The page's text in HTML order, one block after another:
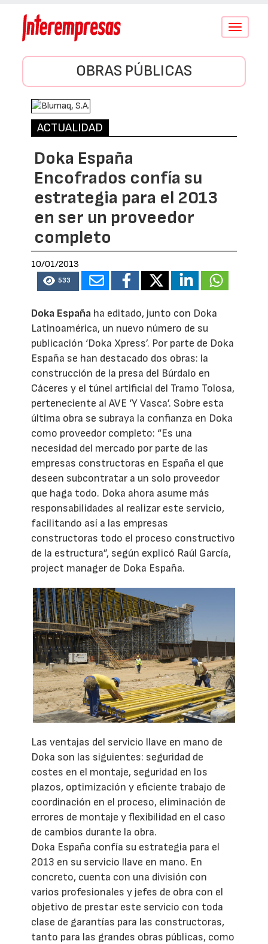
Conmutar
OBRAS PÚBLICAS
ACTUALIDAD
Doka España
Encofrados confía su
estrategia para el 2013
en ser un proveedor
completo
10/01/2013
533
Doka España ha editado, junto con Doka
Latinoamérica, un nuevo número de su
publicación ‘Doka Xpress’. Por parte de Doka
España se han destacado dos obras: la
construcción de la presa del Búrdalo en
Cáceres y el túnel artificial del Tramo Tolosa,
perteneciente al AVE ‘Y Vasca’. Sobre esta
última obra se subraya la confianza en Doka
como proveedor completo: “Es una
necesidad del mercado por parte de las
empresas constructoras en España el que
deseen subcontratar a un solo proveedor
que haga todo. Doka ahora asume más
responsabilidades al realizar este servicio,
facilitando así a las empresas
constructoras todo el proceso constructivo
de la estructura”, según explicó Raúl García,
project manager de Doka España.
Las ventajas del servicio llave en mano de
Doka son las siguientes: seguridad de
costes en el montaje, seguridad en los
plazos, optimización y eficiente trabajo de
coordinación en el proceso, eliminación de
errores de montaje y flexibilidad en el caso
de cambios durante la obra.
Doka España confía su estrategia para el
2013 en su servicio llave en mano. En
concreto, cuenta con una división con
varios profesionales y jefes de obra con el
objetivo de prestar este servicio con toda
clase de garantías para las constructoras,
tanto para las grandes obras públicas, como